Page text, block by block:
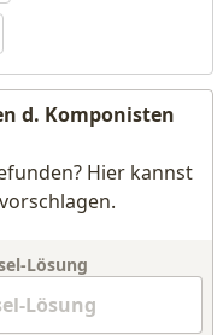
d. Komponisten
Hier kannst
Lösung